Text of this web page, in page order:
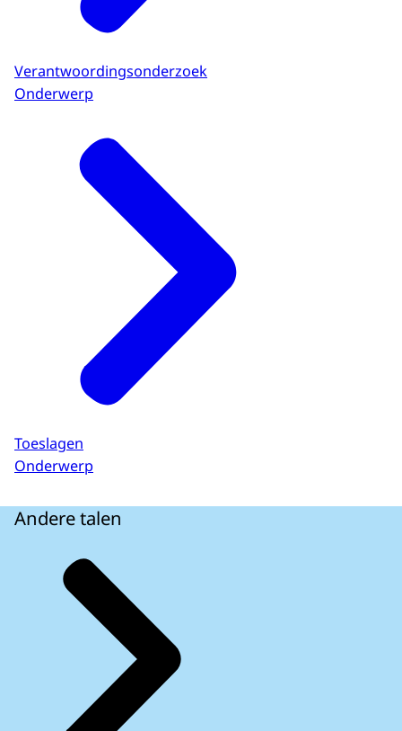
Verantwoordingsonderzoek
Onderwerp
Toeslagen
Onderwerp
Andere talen